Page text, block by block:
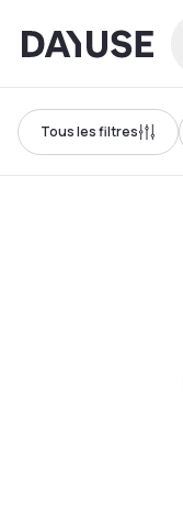
Dayuse
Tous les filtres